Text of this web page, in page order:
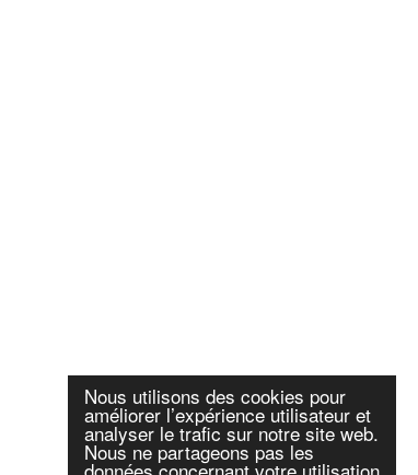
Nous utilisons des cookies pour
améliorer l’expérience utilisateur et
analyser le trafic sur notre site web.
Nous ne partageons pas les